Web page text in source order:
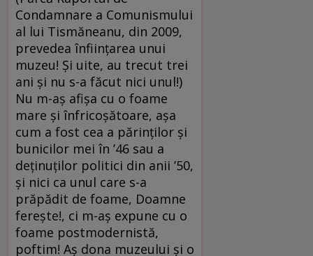
Condamnare a Comunismului
al lui Tismăneanu, din 2009,
prevedea înfiinţarea unui
muzeu! Şi uite, au trecut trei
ani şi nu s-a făcut nici unul!)
Nu m-aş afişa cu o foame
mare şi înfricoşătoare, aşa
cum a fost cea a părinţilor şi
bunicilor mei în ’46 sau a
deţinuţilor politici din anii ’50,
şi nici ca unul care s-a
prăpădit de foame, Doamne
fereşte!, ci m-aş expune cu o
foame postmodernistă,
poftim! Aş dona muzeului şi o